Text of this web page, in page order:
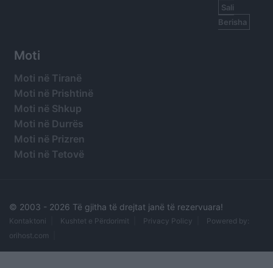
Sali
Berisha
Moti
Moti në Tiranë
Moti në Prishtinë
Moti në Shkup
Moti në Durrës
Moti në Prizren
Moti në Tetovë
© 2003 - 2026 Të gjitha të drejtat janë të rezervuara!
Kontaktoni Kushtet e Përdorimit Privacy Policy
Powered by:
orihost.com